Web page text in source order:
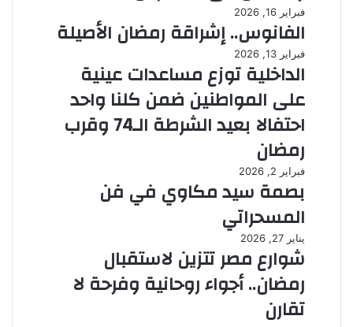
فبراير 16, 2026
الفانوس.. إشراقة رمضان الأصيلة
فبراير 13, 2026
الداخلية توزع مساعدات عينية
على المواطنين ضمن كلنا واحد
احتفالا بعيد الشرطة الـ74 وقرب
رمضان
فبراير 2, 2026
بصمة سيد مكاوي في فن
المسحراتي
يناير 27, 2026
شوارع مصر تتزين لاستقبال
رمضان.. أجواء روحانية وفرحة لا
تقارن